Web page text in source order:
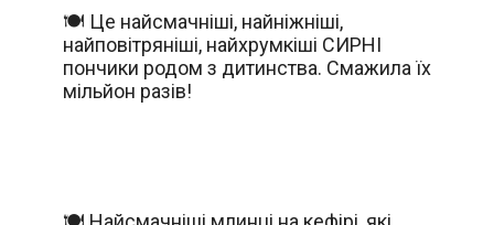
🍽️ Це найсмачніші, найніжніші,
найповітряніші, найхрумкіші СИРНІ
пончики родом з дитинства. Смажила їх
мільйон разів!